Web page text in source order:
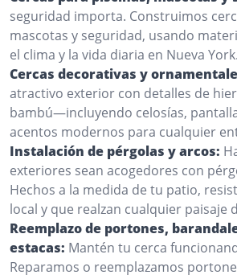
seguridad importa. Construimos
mascotas y seguridad, usando
el clima y la vida diaria en Nueva York.
Cercas decorativas y
atractivo exterior con detalles de
bambú—incluyendo celosías,
acentos modernos para cualquier
Instalación de pérgolas y arcos:
exteriores sean acogedores con
Hechos a la medida de tu patio,
local y que realzan cualquier paisaje
Reemplazo de portones,
estacas: Mantén tu cerca
Reparamos o reemplazamos